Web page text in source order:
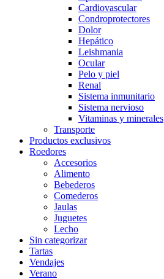
Cardiovascular
Condroprotectores
Dolor
Hepático
Leishmania
Ocular
Pelo y piel
Renal
Sistema inmunitario
Sistema nervioso
Vitaminas y minerales
Transporte
Productos exclusivos
Roedores
Accesorios
Alimento
Bebederos
Comederos
Jaulas
Juguetes
Lecho
Sin categorizar
Tartas
Vendajes
Verano